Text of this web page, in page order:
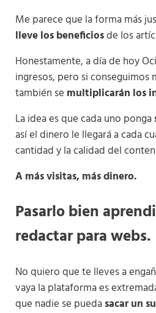
Me parece que la forma más
lleve los beneficiosde los
Honestamente, a día de hoy
ingresos, pero si conseguimos
también se multiplicarán los
La idea es que cada uno ponga
así el dinero le llegará a cada
cantidad y la calidad del
A más visitas, más dinero.
Pasarlo bien
redactar para webs.
No quiero que te lleves a
vaya la plataforma es
que nadie se puedasacar un